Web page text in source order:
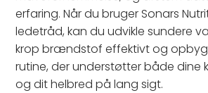
erfaring. Når du bruger Sonars
ledetråd, kan du udvikle sundere
krop brændstof effektivt og
rutine, der understøtter både dine
og dit helbred på lang sigt.